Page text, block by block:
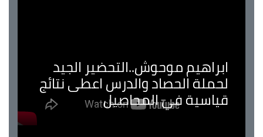
ابراهيم موحوش..التحضير الجيد
لحملة الحصاد والدرس اعطى نتائج
قياسية في المحاصيل